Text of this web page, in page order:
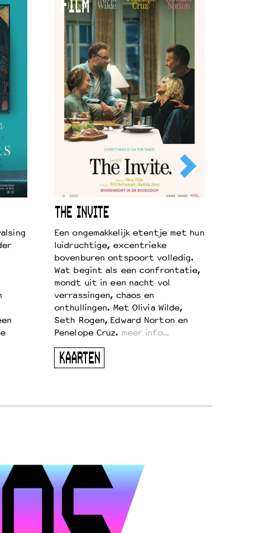
FILM
THE INVITE
Een ongemakkelijk etentje met hun
luidruchtige, excentrieke
bovenburen ontspoort volledig.
Wat begint als een confrontatie,
mondt uit in een nacht vol
verrassingen, chaos en
onthullingen. Met Olivia Wilde,
Seth Rogen, Edward Norton en
Penelope Cruz. meer info…
KAARTEN